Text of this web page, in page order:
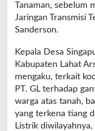
Tanaman, sebelum
Jaringan Transmisi
Sanderson.
Kepala Desa
Kabupaten Lahat
mengaku, terkait
PT. GL terhadap
warga atas tanah,
yang terkena tiang
Listrik